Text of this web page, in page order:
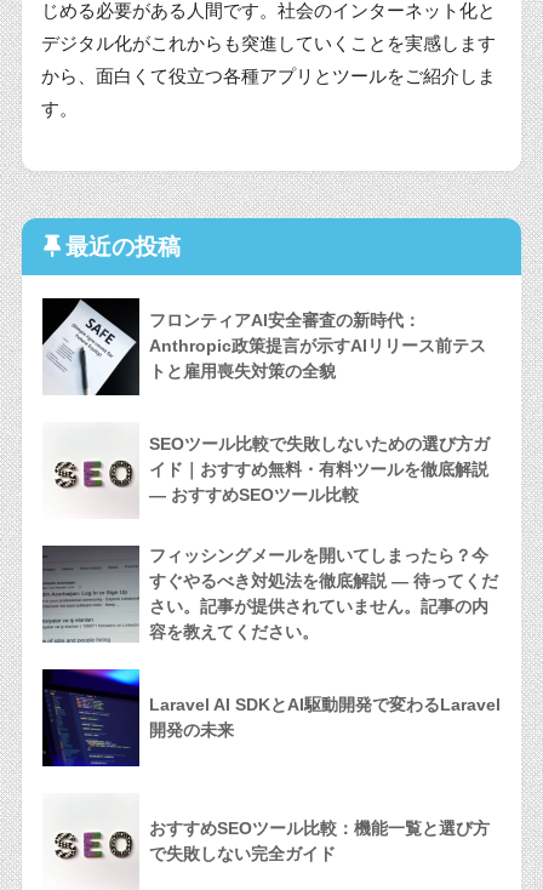
じめる必要がある人間です。社会のインターネット化と
デジタル化がこれからも突進していくことを実感します
から、面白くて役立つ各種アプリとツールをご紹介しま
す。
最近の投稿
フロンティアAI安全審査の新時代：
Anthropic政策提言が示すAIリリース前テス
トと雇用喪失対策の全貌
SEOツール比較で失敗しないための選び方ガ
イド｜おすすめ無料・有料ツールを徹底解説
— おすすめSEOツール比較
フィッシングメールを開いてしまったら？今
すぐやるべき対処法を徹底解説 — 待ってくだ
さい。記事が提供されていません。記事の内
容を教えてください。
Laravel AI SDKとAI駆動開発で変わるLaravel
開発の未来
おすすめSEOツール比較：機能一覧と選び方
で失敗しない完全ガイド